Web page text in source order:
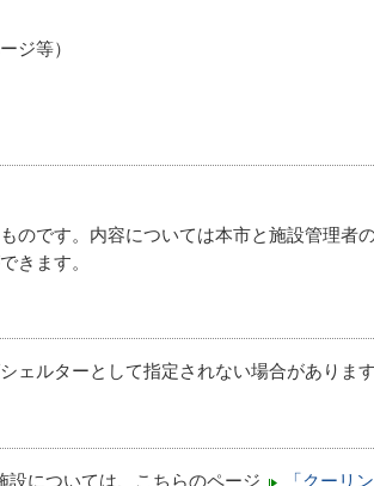
ジ等）
のです。内容については本市と施設管理者
きます。
ェルターとして指定されない場合がありま
設については、こちらのページ
「クーリ